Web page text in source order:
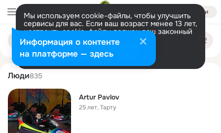
Войти
Мы используем cookie-файлы, чтобы улучшить
сервисы для вас. Если ваш возраст менее 13 лет,
настроить cookie-файлы должен ваш законный
представитель. Больше информации
Разрешить все Настроить
Поиск
людям
artur pavlov
Люди835
Artur Pavlov
25 лет,Тарту
Информация о контенте
на платформе — здесь